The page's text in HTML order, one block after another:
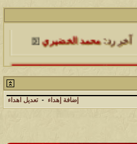
آخر مشاركة
آخر رد: محمد الخضيري
آخر مشاركة
آخر رد:محمد الخضيري
إضافة إهداء - تعديل اهداء